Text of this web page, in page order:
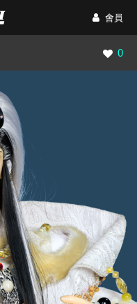
會員
瀏覽
0